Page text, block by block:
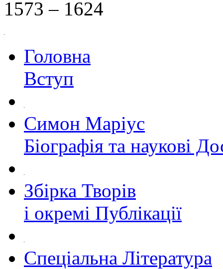
1573 – 1624
Головна
Вступ
Симон Маріус
Біографія та наукові
Збірка Творів
і окремі Публікації
Спеціальна Література